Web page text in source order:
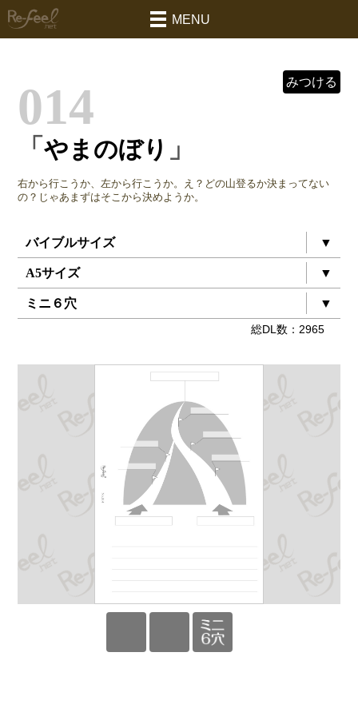
MENU
みつける
014
「やまのぼり 」
右から行こうか、左から行こうか。え？どの山登るか決まってない
の？じゃあまずはそこから決めようか。
バイブルサイズ ▼
A5サイズ ▼
ミニ６穴 ▼
総DL数：2965